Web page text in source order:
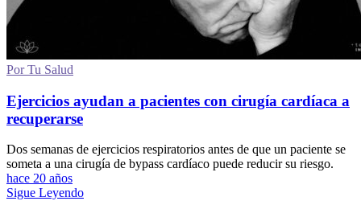
Por Tu Salud
Ejercicios ayudan a pacientes con cirugía cardíaca a
recuperarse
Dos semanas de ejercicios respiratorios antes de que un paciente se
someta a una cirugía de bypass cardíaco puede reducir su riesgo.
hace 20 años
Sigue Leyendo